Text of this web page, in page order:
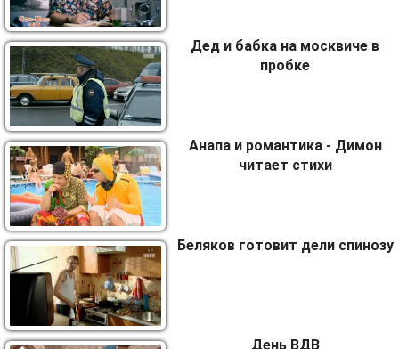
Дед и бабка на москвиче в
пробке
Анапа и романтика - Димон
читает стихи
Беляков готовит дели спинозу
День ВДВ